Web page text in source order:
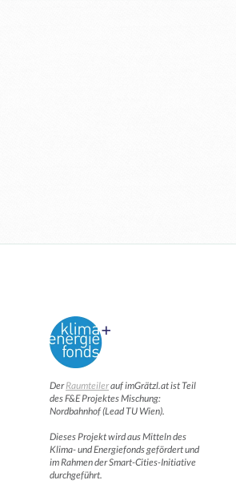
DerRaumteilerauf imGrätzl.at ist Teil
des F&E Projektes Mischung:
Nordbahnhof (Lead TU Wien).
Dieses Projekt wird aus Mitteln des
Klima- und Energiefonds gefördert und
im Rahmen der Smart-Cities-Initiative
durchgeführt.